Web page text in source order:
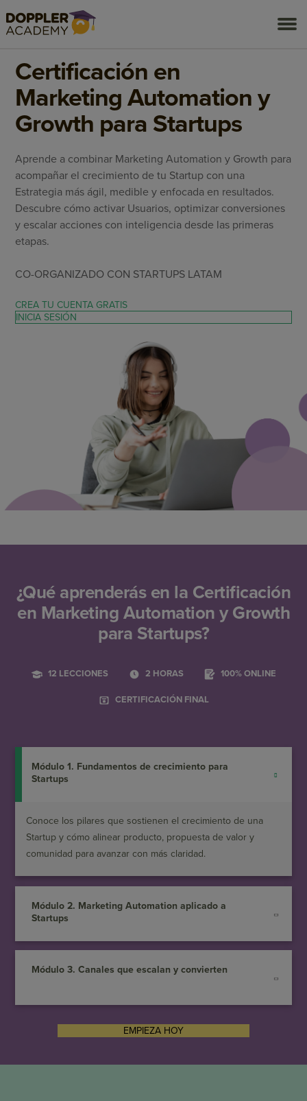
Certificación en
Marketing Automation y
Growth para Startups
Aprende a combinar Marketing Automation y Growth para
acompañar el crecimiento de tu Startup con una
Estrategia más ágil, medible y enfocada en resultados.
Descubre cómo activar Usuarios, optimizar conversiones
y escalar acciones con inteligencia desde las primeras
etapas.
CO-ORGANIZADO CON STARTUPS LATAM
CREA TU CUENTA GRATIS
INICIA SESIÓN
¿Qué aprenderás en la Certificación
en Marketing Automation y Growth
para Startups?
12 LECCIONES 2 HORAS 100% ONLINE
CERTIFICACIÓN FINAL
Módulo 1. Fundamentos de crecimiento para
Startups
Conoce los pilares que sostienen el crecimiento de una
Startup y cómo alinear producto, propuesta de valor y
comunidad para avanzar con más claridad.
Módulo 2. Marketing Automation aplicado a
Startups
Módulo 3. Canales que escalan y convierten
EMPIEZA HOY